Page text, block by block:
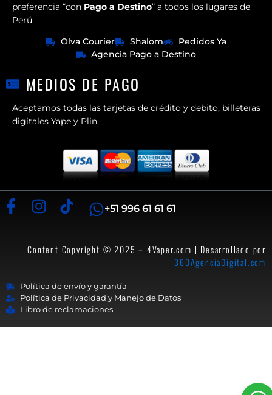
preferencia “con Pago a Destino” a todos los lugares de
Perú.
Olva Courier
Shalom
Pedidos Ya
Agencia Pago a Destino
MEDIOS DE PAGO
Aceptamos todas las tarjetas de crédito y debito, billeteras
digitales Yape y Plin.
+51 996 61 61 61
Content Copyright © 2025 – 4Vaper.com | Desarrollado por
360AgenciaDigital.com
Política de envío y garantía
Política de Privacidad y Manejo de Datos
Libro de reclamaciones